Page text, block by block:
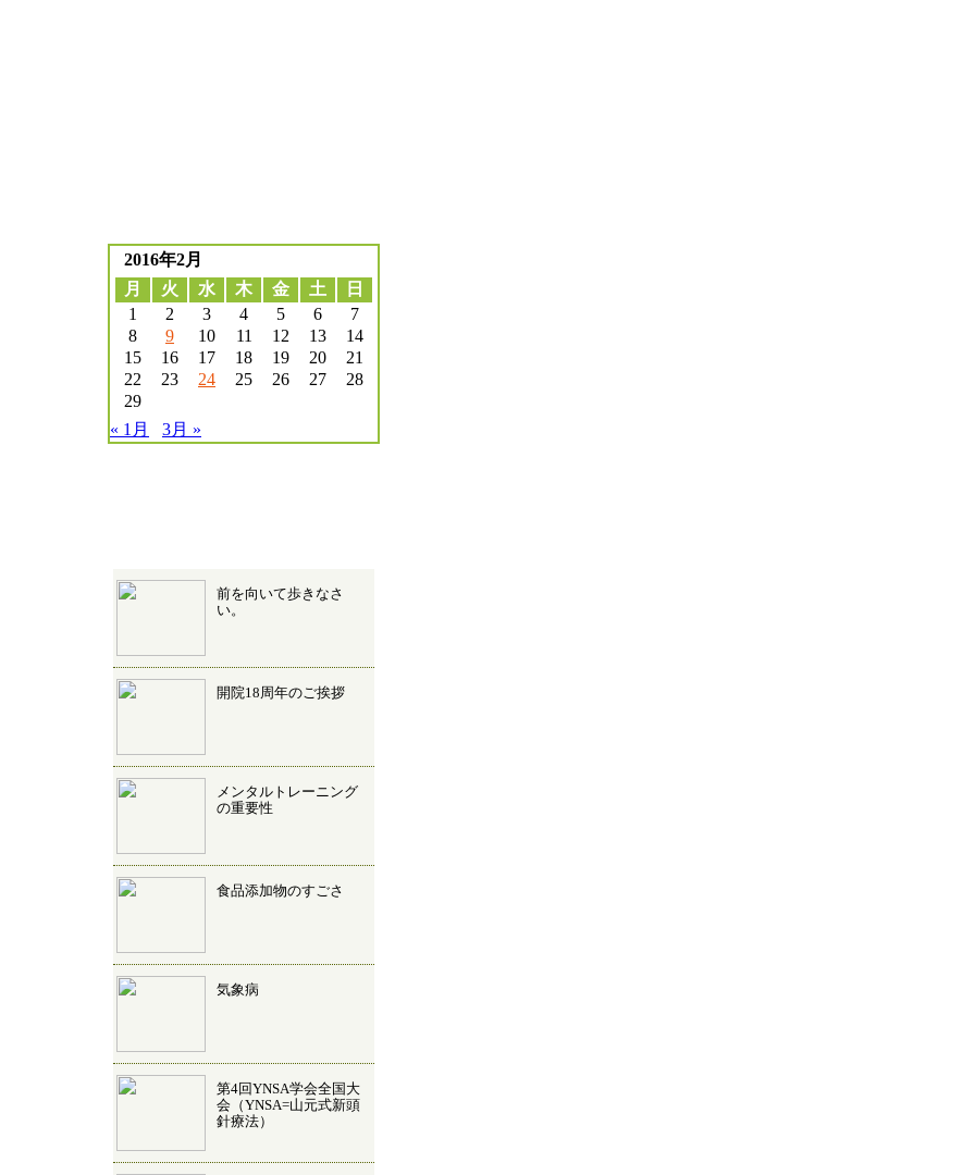
2016年2月
月
火 水 木 金 土
日
1
2 3 4 5 6
7
8
9 10 11 12 13
14
15
16 17 18 19 20
21
22
23 24 25 26 27
28
29
« 1月
3月 »
前を向いて歩きなさ
い。
開院18周年のご挨拶
メンタルトレーニング
の重要性
食品添加物のすごさ
気象病
第4回YNSA学会全国大
会（YNSA=山元式新頭
針療法）